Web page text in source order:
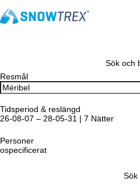
Sök och
Resmål
Tidsperiod & reslängd
26-08-07 – 28-05-31 | 7 Nätter
Personer
ospecificerat
Sök